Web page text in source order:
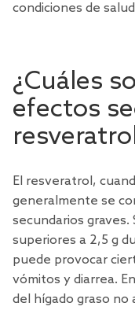
condiciones de
¿Cuáles
efectos
El resveratrol,
generalmente se
secundarios graves.
superiores a 2,5 g
puede provocar
vómitos y diarrea.
del hígado graso